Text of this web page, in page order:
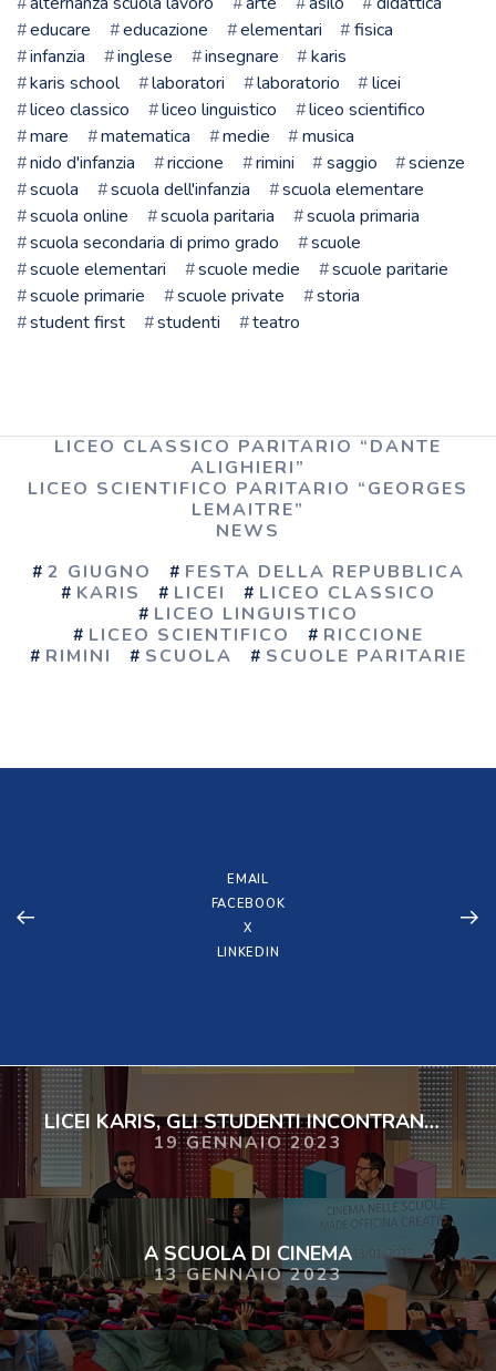
educare
educazione elementari
fisica
infanzia
inglese insegnare
karis
karis school
laboratori laboratorio
licei
liceo classico
liceo linguistico
liceo scientifico
mare
matematica medie
musica
nido d'infanzia
riccione rimini saggio
scienze
scuola
scuola dell'infanzia
scuola elementare
scuola online
scuola paritaria
scuola primaria
scuola secondaria di primo grado
scuole
scuole elementari
scuole medie
scuole paritarie
scuole primarie
scuole private
storia
student first
studenti teatro
LICEO CLASSICO PARITARIO “DANTE
ALIGHIERI”
LICEO SCIENTIFICO PARITARIO “GEORGES
LEMAITRE”
NEWS
2 GIUGNO
FESTA DELLA REPUBBLICA
KARIS
LICEI
LICEO CLASSICO
LICEO LINGUISTICO
LICEO SCIENTIFICO
RICCIONE
RIMINI
SCUOLA SCUOLE PARITARIE
EMAIL
FACEBOOK
X
LINKEDIN
LICEI KARIS, GLI STUDENTI INCONTRANO JACOPO VILLA
19 GENNAIO 2023
A SCUOLA DI CINEMA
13 GENNAIO 2023